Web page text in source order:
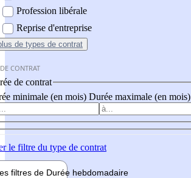
Profession libérale
Reprise d'entreprise
de types de contrat
CONTRAT
de contrat
minimale (en mois) Durée maximale (en mois)
le filtre du type de contrat
filtres de Durée hebdomadaire